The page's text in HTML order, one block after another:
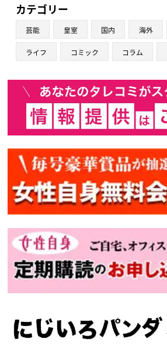
カテゴリー
芸能 皇室 国内 海外
ライフ コミック コラム